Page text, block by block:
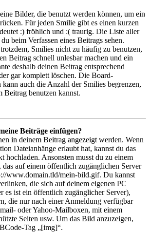
Bilder, die benutzt werden können, um ein
Für jeden Smilie gibt es einen kurzen
:) fröhlich und :( traurig. Die Liste aller
beim Verfassen eines Beitrags sehen.
Smilies nicht zu häufig zu benutzen,
Beitrag schnell unlesbar machen und ein
deshalb deinen Beitrag entsprechend
gar komplett löschen. Die Board-
auch die Anzahl der Smilies begrenzen,
Beitrag benutzen kannst.
Beiträge einfügen?
in deinem Beitrag angezeigt werden. Wenn
Dateianhänge erlaubt hat, kannst du das
hochladen. Ansonsten musst du zu einem
auf einem öffentlich zugänglichen Server
www.domain.tld/mein-bild.gif. Du kannst
die sich auf deinem eigenen PC
es ist ein öffentlich zugänglicher Server),
die nur nach einer Anmeldung verfügbar
oder Yahoo-Mailboxen, mit einem
Seiten usw. Um das Bild anzuzeigen,
Tag „[img]“.